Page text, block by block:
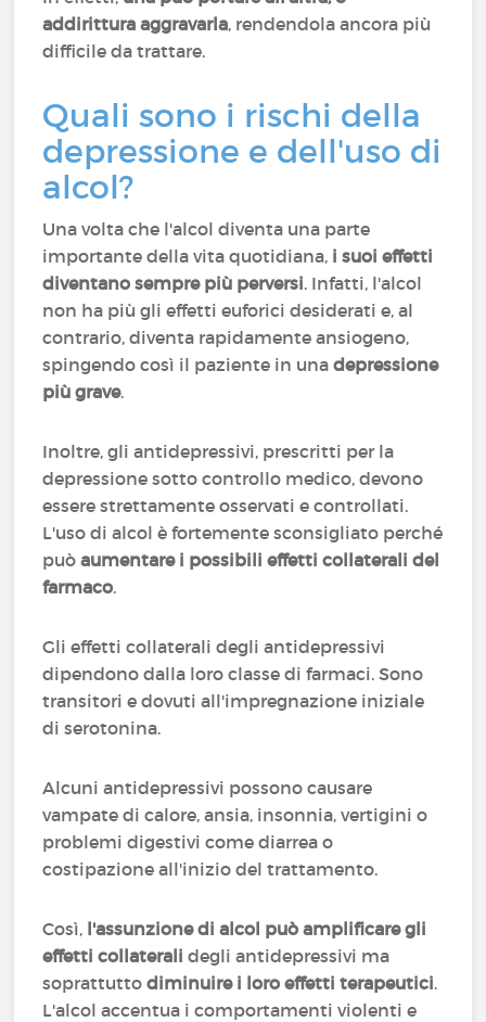
addirittura aggravarla, rendendola ancora più
difficile da trattare.
Quali sono i rischi della
depressione e dell'uso di
alcol?
Una volta che l'alcol diventa una parte
importante della vita quotidiana, i suoi effetti
diventano sempre più perversi. Infatti, l'alcol
non ha più gli effetti euforici desiderati e, al
contrario, diventa rapidamente ansiogeno,
spingendo così il paziente in unadepressione
più grave.
Inoltre, gli antidepressivi, prescritti per la
depressione sotto controllo medico, devono
essere strettamente osservati e controllati.
L'uso di alcol è fortemente sconsigliato perché
puòaumentare i possibili effetti collaterali del
farmaco.
Gli effetti collaterali degli antidepressivi
dipendono dalla loro classe di farmaci. Sono
transitori e dovuti all'impregnazione iniziale
di serotonina.
Alcuni antidepressivi possono causare
vampate di calore, ansia, insonnia, vertigini o
problemi digestivi come diarrea o
costipazione all'inizio del trattamento.
Così, l'assunzione di alcol può amplificare gli
effetti collaterali degli antidepressivi ma
soprattuttodiminuire i loro effetti terapeutici.
L'alcol accentua i comportamenti violenti e